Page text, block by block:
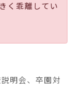
く乖離してい
明会、卒園対